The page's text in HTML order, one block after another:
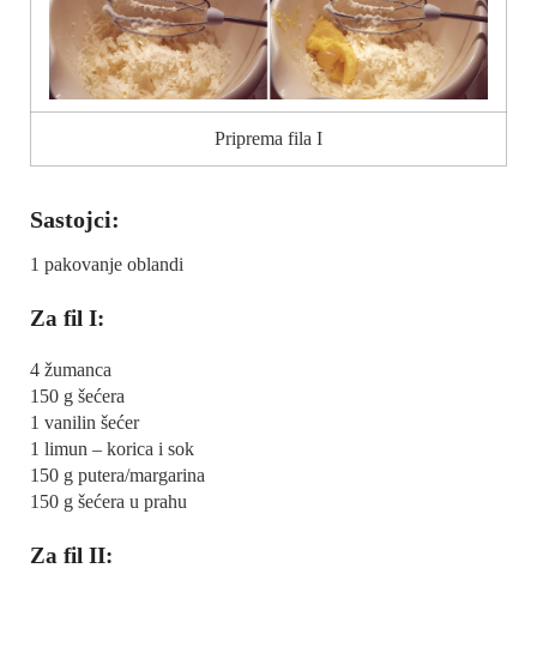
Priprema fila I
Sastojci:
1 pakovanje oblandi
Za fil I:
4 žumanca
150 g šećera
1 vanilin šećer
1 limun – korica i sok
150 g putera/margarina
150 g šećera u prahu
Za fil II: